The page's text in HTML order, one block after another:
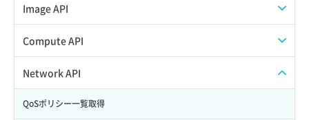
Credential作成
Credential削除
スナップショット一覧取得
スナップショット作成
スナップショット削除
スナップショット復元
Image API
ISOイメージアップロード
ISOイメージ作成
イメージ一覧取得
Compute API
ISOイメージ挿入/排出
SSHキーペア一覧取得
Network API
QoSポリシー一覧取得